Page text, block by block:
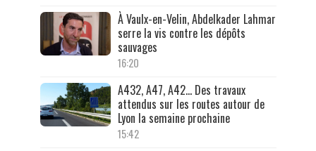
À Vaulx-en-Velin, Abdelkader Lahmar
serre la vis contre les dépôts
sauvages
16:20
A432, A47, A42… Des travaux
attendus sur les routes autour de
Lyon la semaine prochaine
15:42